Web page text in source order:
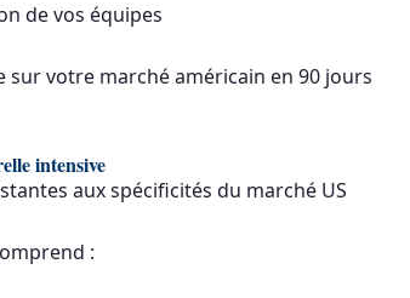
de vos équipes
sur votre marché américain en 90 jours
intensive
aux spécificités du marché US
: